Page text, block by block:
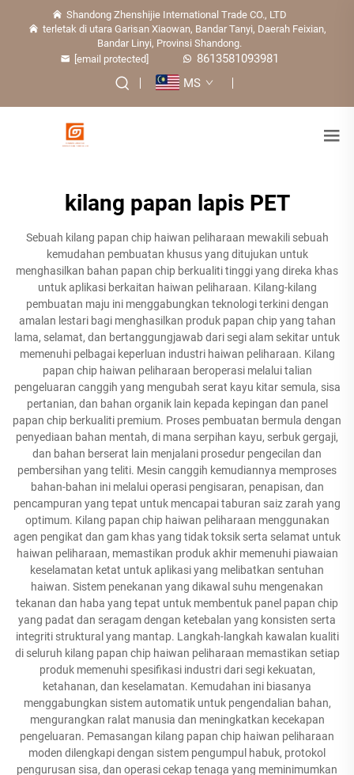
Shandong Zhenshijie International Trade CO., LTD
terletak di utara Garisan Xiaowan, Bandar Tanyi, Daerah Feixian,
Bandar Linyi, Provinsi Shandong.
[email protected]
8613581093981
MS
kilang papan lapis PET
Sebuah kilang papan chip haiwan peliharaan mewakili sebuah
kemudahan pembuatan khusus yang ditujukan untuk
menghasilkan bahan papan chip berkualiti tinggi yang direka khas
untuk aplikasi berkaitan haiwan peliharaan. Kilang-kilang
pembuatan maju ini menggabungkan teknologi terkini dengan
amalan lestari bagi menghasilkan produk papan chip yang tahan
lama, selamat, dan bertanggungjawab dari segi alam sekitar untuk
memenuhi pelbagai keperluan industri haiwan peliharaan. Kilang
papan chip haiwan peliharaan beroperasi melalui talian
pengeluaran canggih yang mengubah serat kayu kitar semula, sisa
pertanian, dan bahan organik lain kepada kepingan dan panel
papan chip berkualiti premium. Proses pembuatan bermula dengan
penyediaan bahan mentah, di mana serpihan kayu, serbuk gergaji,
dan bahan berserat lain menjalani prosedur pengecilan dan
pembersihan yang teliti. Mesin canggih kemudiannya memproses
bahan-bahan ini melalui operasi pengisaran, penapisan, dan
pencampuran yang tepat untuk mencapai taburan saiz zarah yang
optimum. Kilang papan chip haiwan peliharaan menggunakan
agen pengikat dan gam khas yang tidak toksik serta selamat untuk
haiwan peliharaan, memastikan produk akhir memenuhi piawaian
keselamatan ketat untuk aplikasi yang melibatkan sentuhan
haiwan. Sistem penekanan yang dikawal suhu mengenakan
tekanan dan haba yang tepat untuk membentuk panel papan chip
yang padat dan seragam dengan ketebalan yang konsisten serta
integriti struktural yang mantap. Langkah-langkah kawalan kualiti
di seluruh kilang papan chip haiwan peliharaan memastikan setiap
produk memenuhi spesifikasi industri dari segi kekuatan,
ketahanan, dan keselamatan. Kemudahan ini biasanya
menggabungkan sistem automatik untuk pengendalian bahan,
mengurangkan ralat manusia dan meningkatkan kecekapan
pengeluaran. Pemasangan kilang papan chip haiwan peliharaan
moden dilengkapi dengan sistem pengumpul habuk, protokol
pengurusan sisa, dan operasi cekap tenaga yang meminimumkan